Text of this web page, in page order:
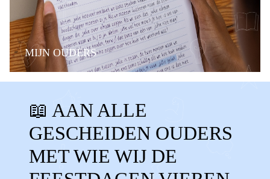
MIJN OUDERS
BELANGRIJKE MOMENTEN FAMILIE
STIEFOUDERS ALLEEN
GESCHEIDEN OUDERS KERST
SINTERKLAAS OUD EN NIEUW
📖 AAN ALLE
GESCHEIDEN OUDERS
MET WIE WIJ DE